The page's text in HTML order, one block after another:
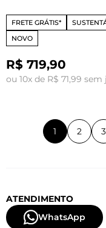
FRETE GRÁTIS*
NOVO
R$ 719,90
ou 10x de R$ 71,99
1 2 3
ATENDIMENTO
WhatsApp